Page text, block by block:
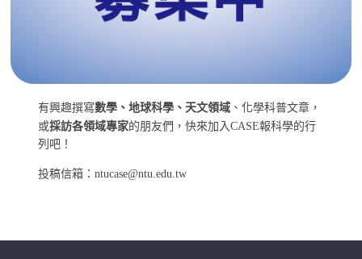
有興趣撰寫數學、地球科學、天文領域 、化學科普文章，
或採訪各領域專家的朋友們，快來加入CASE報科學的行
列吧！
投稿信箱：ntucase@ntu.edu.tw